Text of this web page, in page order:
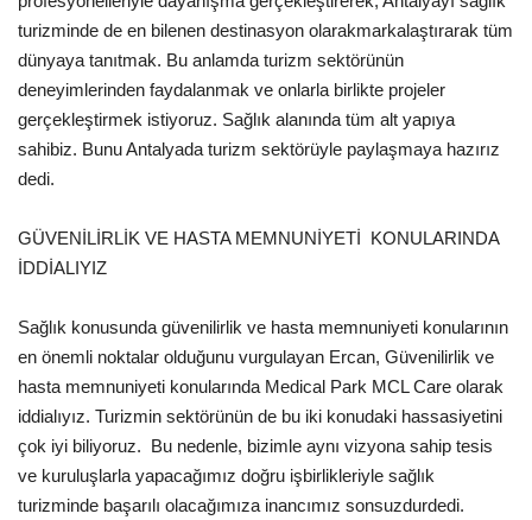
turizminde de en bilenen destinasyon olarakmarkalaştırarak tüm
dünyaya tanıtmak. Bu anlamda turizm sektörünün
deneyimlerinden faydalanmak ve onlarla birlikte projeler
gerçekleştirmek istiyoruz. Sağlık alanında tüm alt yapıya
sahibiz. Bunu Antalyada turizm sektörüyle paylaşmaya hazırız 
dedi.
GÜVENİLİRLİK VE HASTA MEMNUNİYETİ KONULARINDA
İDDİALIYIZ
Sağlık konusunda güvenilirlik ve hasta memnuniyeti konularının
en önemli noktalar olduğunu vurgulayan Ercan, Güvenilirlik ve
hasta memnuniyeti konularında Medical Park MCL Care olarak
iddialıyız. Turizmin sektörünün de bu iki konudaki hassasiyetini
çok iyi biliyoruz. Bu nedenle, bizimle aynı vizyona sahip tesis
ve kuruluşlarla yapacağımız doğru işbirlikleriyle sağlık
turizminde başarılı olacağımıza inancımız sonsuzdurdedi.